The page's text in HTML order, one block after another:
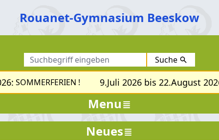
Rouanet-Gymnasium Beeskow
Suche
SOMMERFERIEN ! 9.Juli 2026 bis 22.August
Menu
Neues